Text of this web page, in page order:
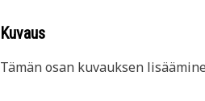
Kuvaus
Tämän osan kuvauksen